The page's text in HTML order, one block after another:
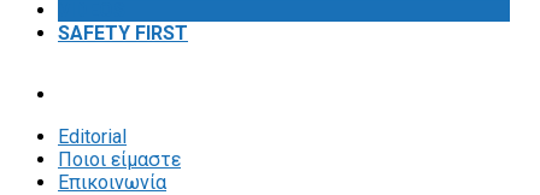
SAFETY FIRST
Editorial
Ποιοι είμαστε
Επικοινωνία